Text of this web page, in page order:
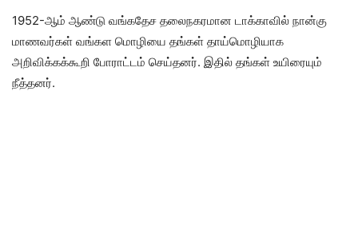
1952-ஆம் ஆண்டு வங்கதேச தலைநகரமான டாக்காவில் நான்கு
மாணவர்கள் வங்கள மொழியை தங்கள் தாய்மொழியாக
அறிவிக்கக்கூறி போராட்டம் செய்தனர். இதில் தங்கள் உயிரையும்
நீத்தனர்.